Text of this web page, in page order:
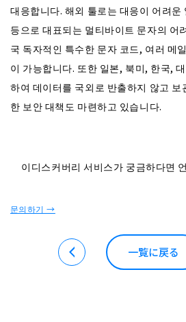
대응합니다. 해외 툴로는 대응이 어려운
등으로 대표되는 멀티바이트 문자의 어
국 독자적인 특수한 문자 코드, 여러 메
이 가능합니다. 또한 일본, 북미, 한국,
하여 데이터를 국외로 반출하지 않고 보
한 보안 대책도 마련하고 있습니다.
이디스커버리 서비스가 궁금하다면
문의하기 →
一覧に戻る